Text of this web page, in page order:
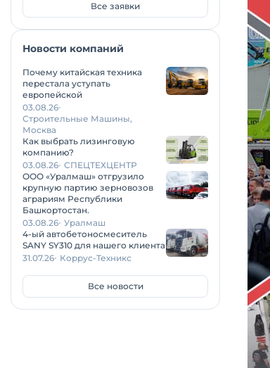
Все заявки
Новости компаний
Почему китайская техника
перестала уступать
европейской
03.08.26
Строительные Машины,
Москва
Как выбрать лизинговую
компанию?
03.08.26 СПЕЦТЕХЦЕНТР
ООО «Уралмаш» отгрузило
крупную партию зерновозов
аграриям Республики
Башкортостан.
03.08.26 Уралмаш
4-ый автобетоносмеситель
SANY SY310 для нашего клиента
31.07.26 Коррус-Техникс
Все новости